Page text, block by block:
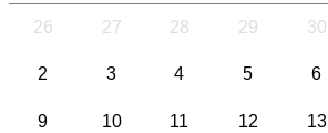
26
27 28 29 30
2 3 4 5 6
9 10 11 12 13